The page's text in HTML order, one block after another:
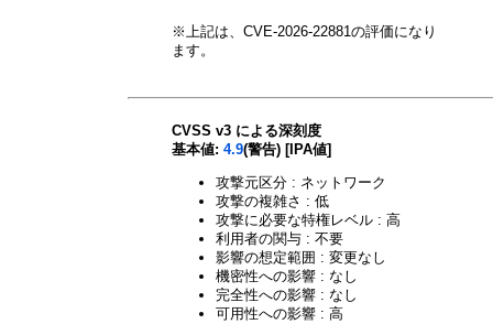
※上記は、CVE-2026-22881の評価になり
ます。
CVSS v3 による深刻度
基本値: 4.9(警告) [IPA値]
攻撃元区分 : ネットワーク
攻撃の複雑さ : 低
攻撃に必要な特権レベル : 高
利用者の関与 : 不要
影響の想定範囲 : 変更なし
機密性への影響 : なし
完全性への影響 : なし
可用性への影響 : 高